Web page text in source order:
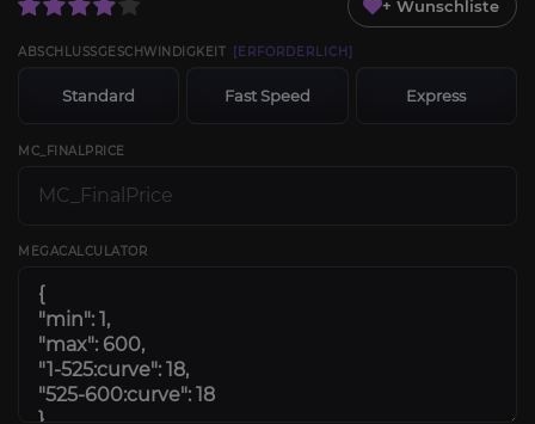
+ Wunschliste
ABSCHLUSSGESCHWINDIGKEIT [ERFORDERLICH]
Standard Fast Speed Express
MC_FINALPRICE
MEGACALCULATOR